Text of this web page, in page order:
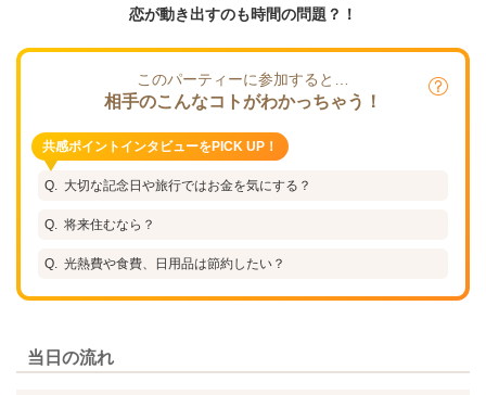
恋が動き出すのも時間の問題？！
このパーティーに参加すると…
相手のこんなコトがわかっちゃう！
共感ポイントインタビューをPICK UP！
大切な記念日や旅行ではお金を気にする？
将来住むなら？
光熱費や食費、日用品は節約したい？
当日の流れ